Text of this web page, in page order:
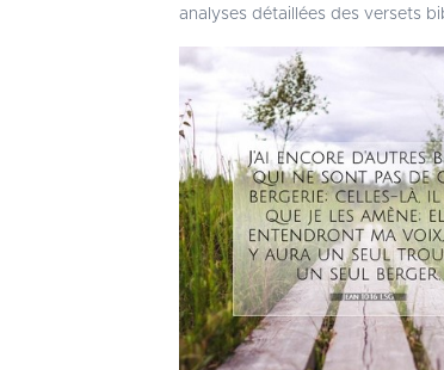
analyses détaillées des versets